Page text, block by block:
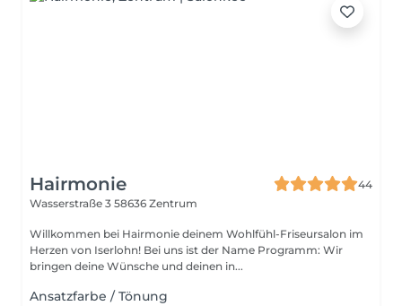
Hairmonie
44
Wasserstraße 3 58636 Zentrum
Willkommen bei Hairmonie deinem Wohlfühl-Friseursalon im
Herzen von Iserlohn! Bei uns ist der Name Programm: Wir
bringen deine Wünsche und deinen in...
Ansatzfarbe / Tönung